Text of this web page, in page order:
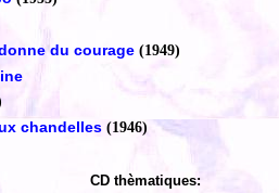
du courage (1949)
chandelles (1946)
CD thèmatiques: